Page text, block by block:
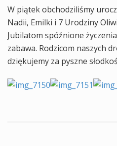
W piątek obchodziliśmy
Nadii, Emilki i 7 Urodziny
Jubilatom spóźnione
zabawa. Rodzicom naszych
dziękujemy za pyszne